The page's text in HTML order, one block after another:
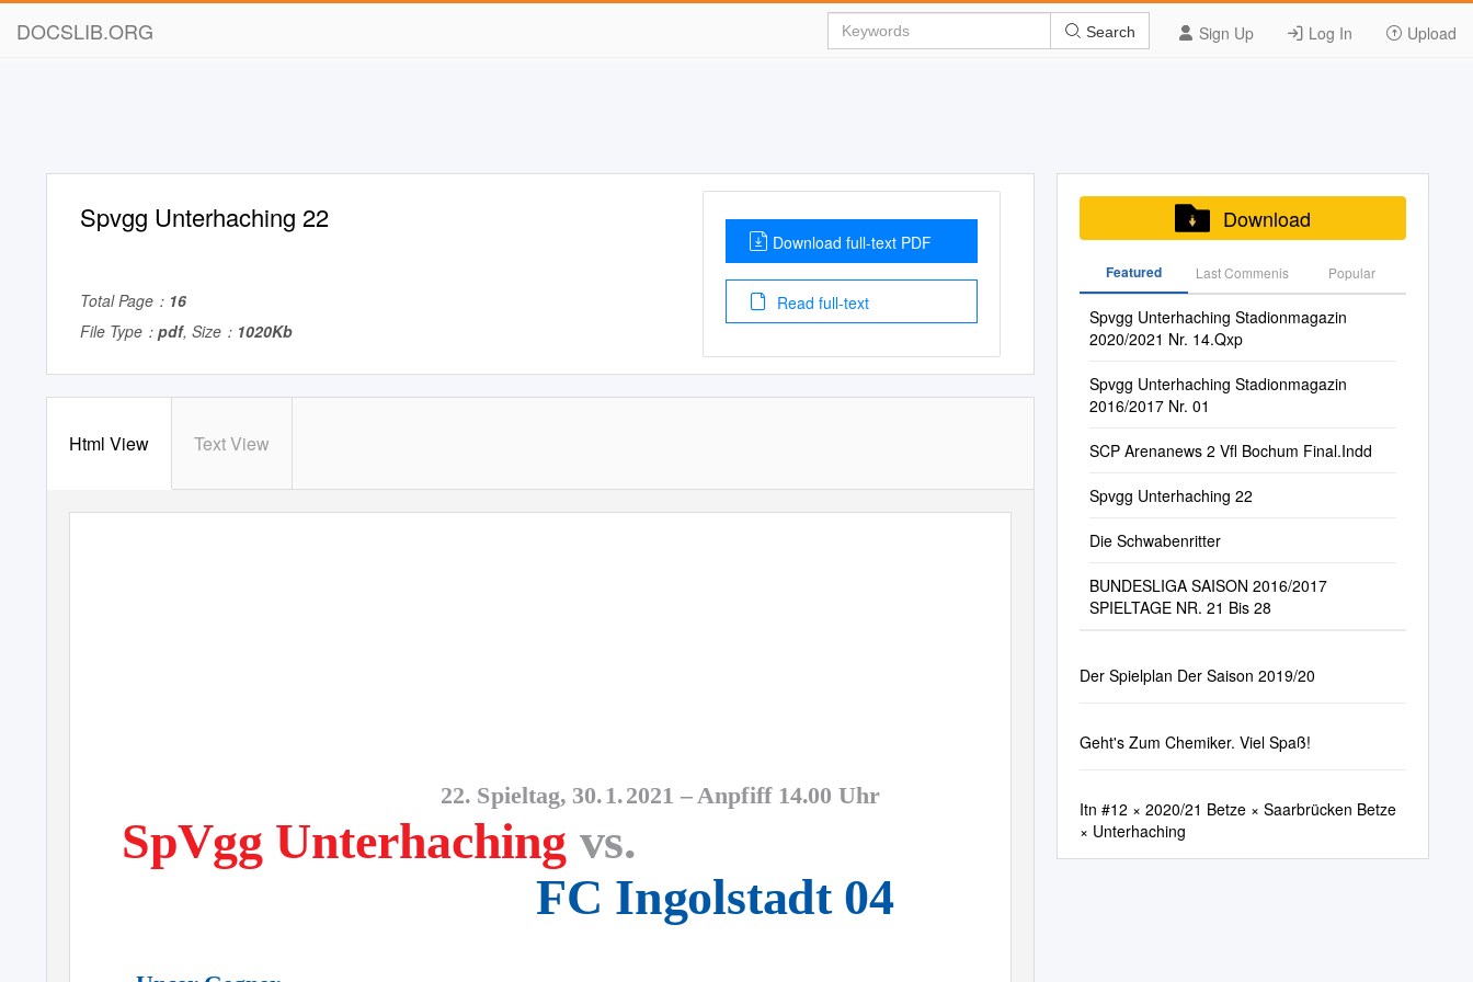
DOCSLIB.ORG Sign Up Log In Upload
Search
Spvgg Unterhaching 22
Total Page： 16
File Type： pdf, Size： 1020Kb
Download full-text PDF
Read full-text
Html View Text View
22. Spieltag, 30.1.2021 – Anpfiff 14.00 Uhr
SpVgg Unterhaching vs.
FC Ingolstadt 04
Download
Featured Last Commenis Popular
Spvgg Unterhaching Stadionmagazin
2020/2021 Nr. 14.Qxp
Spvgg Unterhaching Stadionmagazin
2016/2017 Nr. 01
SCP Arenanews 2 Vfl Bochum Final.Indd
Spvgg Unterhaching 22
Die Schwabenritter
BUNDESLIGA SAISON 2016/2017
SPIELTAGE NR. 21 Bis 28
Der Spielplan Der Saison 2019/20
Geht's Zum Chemiker. Viel Spaß!
Itn #12 × 2020/21 Betze × Saarbrücken Betze
× Unterhaching